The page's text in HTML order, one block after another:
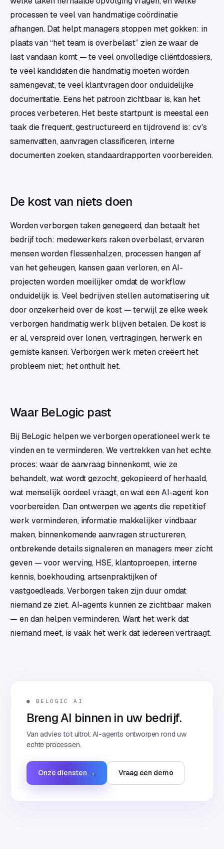
processen te veel van handmatige coördinatie
afhangen. Dat helpt managers stoppen met gokken: in
plaats van “het team is overbelast” zien ze waar de
last vandaan komt — te veel onvolledige cliëntdossiers,
te veel kandidaten die handmatig moeten worden
samengevat, te veel klantvragen door onduidelijke
documentatie. Eens het patroon zichtbaar is, kan het
proces verbeteren. Het beste startpunt is meestal een
taak die frequent, gestructureerd en tijdrovend is: cv's
samenvatten, aanvragen classificeren, interne
documenten zoeken, standaardrapporten voorbereiden.
De kost van niets doen
Worden verborgen taken genegeerd, dan betaalt het
bedrijf toch: medewerkers raken overbelast, ervaren
mensen worden flessenhalzen, processen hangen af
van het geheugen, kansen gaan verloren, en AI-
projecten worden moeilijker omdat de workflow
onduidelijk is. Veel bedrijven stellen automatisering uit
door onzekerheid over de kost — terwijl ze elke week
verborgen handmatig werk blijven betalen. De kost is
er al, verspreid over lonen, vertragingen, herwerk en
gemiste kansen. Verborgen werk meten creëert het
probleem niet; het onthult het.
Waar BeLogic past
Bij BeLogic helpen we verborgen operationeel werk te
vinden en te verminderen. We vertrekken van het echte
proces: waar de aanvraag binnenkomt, wie ze
behandelt, wat wordt gezocht, gekopieerd of herhaald,
wat menselijk oordeel vraagt, en wat een AI-agent kon
voorbereiden. Dan ontwerpen we agents die repetitief
werk verminderen, informatie makkelijker vindbaar
maken, binnenkomende aanvragen structureren,
ontbrekende details signaleren en managers meer zicht
geven — voor werving, HSE, klantoproepen, interne
kennis, boekhouding, artsenpraktijken of
vastgoedleads. Verborgen taken zijn duur omdat
niemand ze ziet. AI-agents kunnen ze zichtbaar maken
— en dan helpen verminderen. Want het werk dat
niemand meet, is vaak het werk dat iedereen vertraagt.
● BELOGIC AI
Breng AI binnen in uw bedrijf.
Van advies tot uitrol: AI-agents ontworpen rond uw
echte processen.
Onze diensten → Vraag een demo